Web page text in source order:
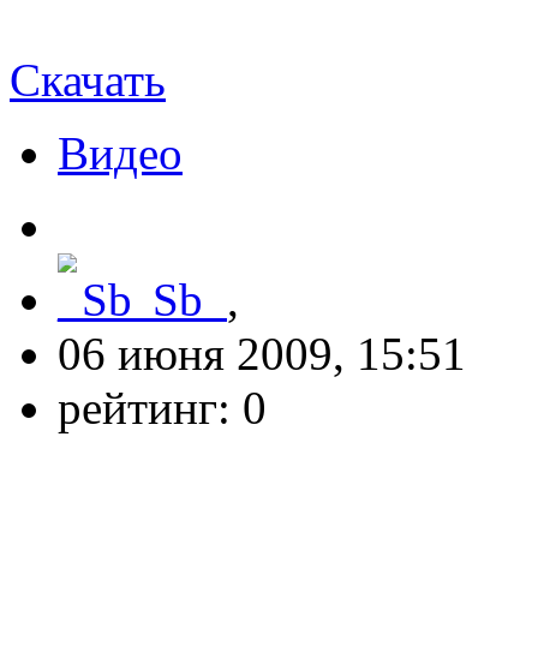
Скачать
Видео
_Sb_ ,
06 июня 2009, 15:51
рейтинг: 0